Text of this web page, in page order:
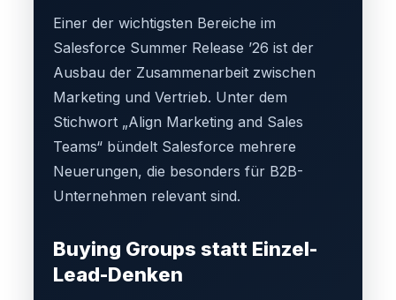
Einer der wichtigsten Bereiche im
Salesforce Summer Release ’26 ist der
Ausbau der Zusammenarbeit zwischen
Marketing und Vertrieb. Unter dem
Stichwort „Align Marketing and Sales
Teams“ bündelt Salesforce mehrere
Neuerungen, die besonders für B2B-
Unternehmen relevant sind.
Buying Groups statt Einzel-
Lead-Denken